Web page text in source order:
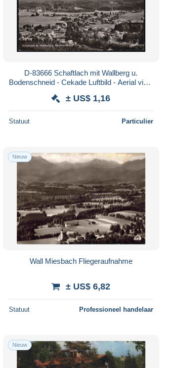
D-83666 Schaftlach mit Wallberg u.
Bodenschneid - Cekade Luftbild - Aerial view
± US$ 1,16
Statuut Particulier
Nieuw
Wall Miesbach Fliegeraufnahme
± US$ 6,82
Statuut Professioneel handelaar
Nieuw